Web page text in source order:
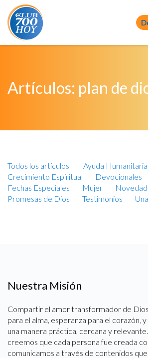
Artículos: plan de
Todos los artículos Ayuda Humanitaria
Crecimiento Espiritual
Devocionales
Fechas Especiales
Mujer
Promesas de Dios
Testimonios
Nuestra Misión
Compartir el amor transformador de
para el alma, esperanza para el corazón,
una manera práctica, cercana y
creemos que cada persona fue creada
comunicamos a través de contenidos